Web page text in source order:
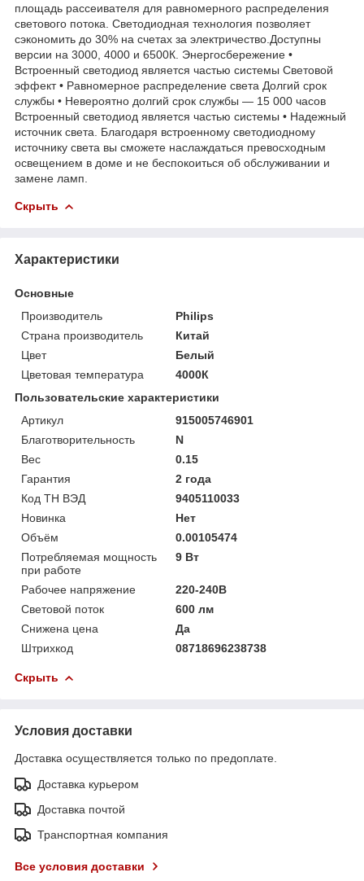
площадь рассеивателя для равномерного распределения
светового потока. Светодиодная технология позволяет
сэкономить до 30% на счетах за электричество.Доступны
версии на 3000, 4000 и 6500К. Энергосбережение •
Встроенный светодиод является частью системы Световой
эффект • Равномерное распределение света Долгий срок
службы • Невероятно долгий срок службы — 15 000 часов
Встроенный светодиод является частью системы • Надежный
источник света. Благодаря встроенному светодиодному
источнику света вы сможете наслаждаться превосходным
освещением в доме и не беспокоиться об обслуживании и
замене ламп.
Скрыть
Характеристики
Основные
Производитель
Philips
Страна производитель
Китай
Цвет
Белый
Цветовая температура
4000К
Пользовательские характеристики
Артикул
915005746901
Благотворительность
N
Вес
0.15
Гарантия
2 года
Код ТН ВЭД
9405110033
Новинка
Нет
Объём
0.00105474
Потребляемая мощность
при работе
9 Вт
Рабочее напряжение
220-240В
Световой поток
600 лм
Снижена цена
Да
Штрихкод
08718696238738
Скрыть
Условия доставки
Доставка осуществляется только по предоплате.
Доставка курьером
Доставка почтой
Транспортная компания
Все условия доставки